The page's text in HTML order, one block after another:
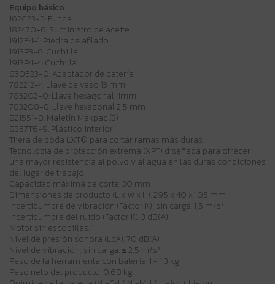
Equipo básico
162C23-5: Funda
182470-6: Suministro de aceite
1912E4-1: Piedra de afilado
1913P3-6: Cuchilla
1913P4-4: Cuchilla
630E23-0: Adaptador de batería
782212-4: Llave de vaso 13 mm
783202-0: Llave hexagonal 4mm
783208-8: Llave hexagonal 2,5 mm
821551-8: Maletín Makpac (3)
8357T6-9: Plástico interior
Tijera de poda LXT® para cortar ramas más duras.
Tecnología de protección extrema (XPT) diseñada para ofrecer
una mayor resistencia al polvo y al agua en las duras condiciones
del lugar de trabajo.
Capacidad máxima de corte: 30 mm
Dimensiones de producto (L x W x H): 295 x 40 x 105 mm
Incertidumbre de vibración (Factor K), sin carga: 1,5 m/s²
Incertidumbre del ruido (Factor K): 3 dB(A)
Motor sin escobillas: 1
Nivel de presión sonora (LpA): 70 dB(A)
Nivel de vibración, sin carga: ≤ 2,5 m/s²
Peso de la herramienta con batería: 1 - 1,3 kg
Peso neto del producto: 0,68 kg